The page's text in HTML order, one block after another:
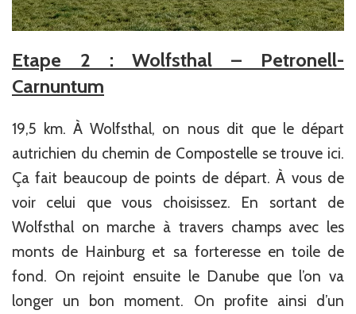
Etape 2 : Wolfsthal – Petronell-
Carnuntum
19,5 km. À Wolfsthal, on nous dit que le départ
autrichien du chemin de Compostelle se trouve ici.
Ça fait beaucoup de points de départ. À vous de
voir celui que vous choisissez. En sortant de
Wolfsthal on marche à travers champs avec les
monts de Hainburg et sa forteresse en toile de
fond. On rejoint ensuite le Danube que l’on va
longer un bon moment. On profite ainsi d’un